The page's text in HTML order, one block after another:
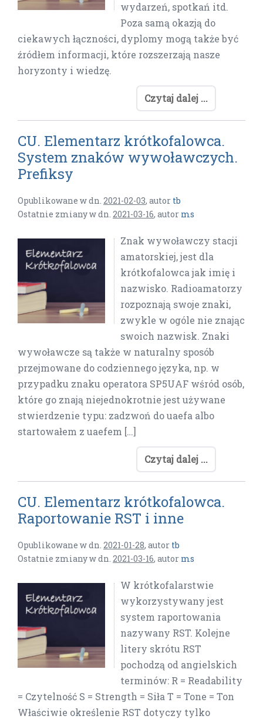
wydarzeń, spotkań itd.
Poza samą okazją do
ciekawych łączności, dyplomy mogą także być
źródłem informacji, które rozszerzają nasze
horyzonty i wiedzę.
Czytaj dalej ...
CU. Elementarz krótkofalowca.
System znaków wywoławczych.
Prefiksy
Opublikowane w dn. 2021-02-03, autor tb
Ostatnie zmiany w dn. 2021-03-16, autor ms
Znak wywoławczy stacji
amatorskiej, jest dla
krótkofalowca jak imię i
nazwisko. Radioamatorzy
rozpoznają swoje znaki,
zwykle w ogóle nie znając
swoich nazwisk. Znaki
wywoławcze są także w naturalny sposób
przejmowane do codziennego języka, np. w
przypadku znaku operatora SP5UAF wśród osób,
które go znają niejednokrotnie jest używane
stwierdzenie typu: zadzwoń do uaefa albo
startowałem z uaefem […]
Czytaj dalej ...
CU. Elementarz krótkofalowca.
Raportowanie RST i inne
Opublikowane w dn. 2021-01-28, autor tb
Ostatnie zmiany w dn. 2021-03-16, autor ms
W krótkofalarstwie
wykorzystywany jest
system raportowania
nazywany RST. Kolejne
litery skrótu RST
pochodzą od angielskich
terminów: R = Readability
= Czytelność S = Strength = Siła T = Tone = Ton
Właściwie określenie RST dotyczy tylko